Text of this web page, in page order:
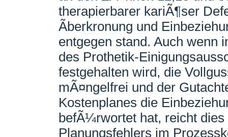
therapierbarer kariÃ¶ser
Ãberkronung und
entgegen stand. Auch wenn
des Prothetik-
festgehalten wird, die
mÃ¤ngelfrei und der
Kostenplanes die
befÃ¼rwortet hat, reicht
Planungsfehlers im